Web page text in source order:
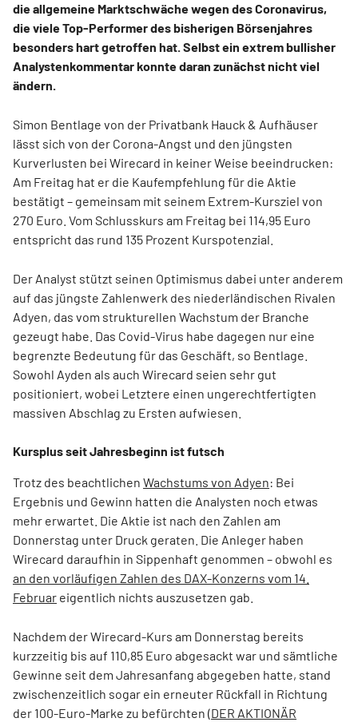
die allgemeine Marktschwäche wegen des Coronavirus,
die viele Top-Performer des bisherigen Börsenjahres
besonders hart getroffen hat. Selbst ein extrem bullisher
Analystenkommentar konnte daran zunächst nicht viel
ändern.
Simon Bentlage von der Privatbank Hauck & Aufhäuser
lässt sich von der Corona-Angst und den jüngsten
Kurverlusten bei Wirecard in keiner Weise beeindrucken:
Am Freitag hat er die Kaufempfehlung für die Aktie
bestätigt – gemeinsam mit seinem Extrem-Kursziel von
270 Euro. Vom Schlusskurs am Freitag bei 114,95 Euro
entspricht das rund 135 Prozent Kurspotenzial.
Der Analyst stützt seinen Optimismus dabei unter anderem
auf das jüngste Zahlenwerk des niederländischen Rivalen
Adyen, das vom strukturellen Wachstum der Branche
gezeugt habe. Das Covid-Virus habe dagegen nur eine
begrenzte Bedeutung für das Geschäft, so Bentlage.
Sowohl Ayden als auch Wirecard seien sehr gut
positioniert, wobei Letztere einen ungerechtfertigten
massiven Abschlag zu Ersten aufwiesen.
Kursplus seit Jahresbeginn ist futsch
Trotz des beachtlichen Wachstums von Adyen: Bei
Ergebnis und Gewinn hatten die Analysten noch etwas
mehr erwartet. Die Aktie ist nach den Zahlen am
Donnerstag unter Druck geraten. Die Anleger haben
Wirecard daraufhin in Sippenhaft genommen – obwohl es
an den vorläufigen Zahlen des DAX-Konzerns vom 14.
Februar eigentlich nichts auszusetzen gab.
Nachdem der Wirecard-Kurs am Donnerstag bereits
kurzzeitig bis auf 110,85 Euro abgesackt war und sämtliche
Gewinne seit dem Jahresanfang abgegeben hatte, stand
zwischenzeitlich sogar ein erneuter Rückfall in Richtung
der 100-Euro-Marke zu befürchten (DER AKTIONÄR